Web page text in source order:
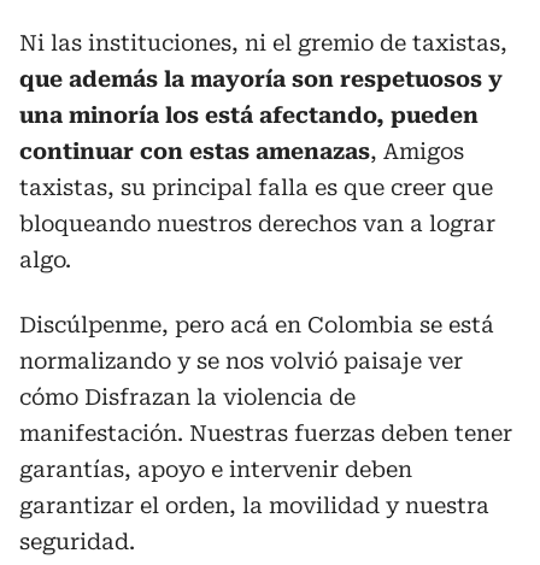
Ni las instituciones, ni el gremio de taxistas,
que además la mayoría son respetuosos y
una minoría los está afectando, pueden
continuar con estas amenazas, Amigos
taxistas, su principal falla es que creer que
bloqueando nuestros derechos van a lograr
algo.
Discúlpenme, pero acá en Colombia se está
normalizando y se nos volvió paisaje ver
cómo Disfrazan la violencia de
manifestación. Nuestras fuerzas deben tener
garantías, apoyo e intervenir deben
garantizar el orden, la movilidad y nuestra
seguridad.